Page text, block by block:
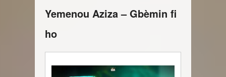
Yemenou Aziza – Gbèmin fi
ho